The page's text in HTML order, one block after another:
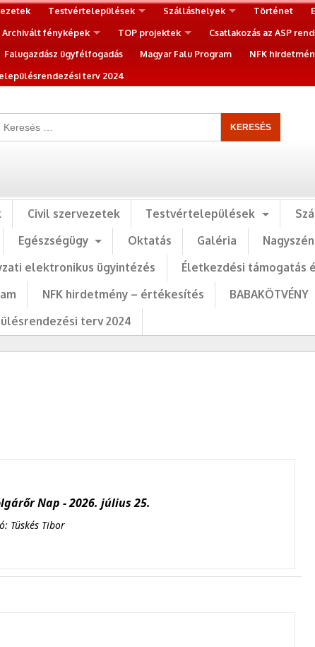
Testvértelepülések Szálláshelyek Történet
Archivált fényképek TOP projektek Csatlakozás az ASP
Falugazdász ügyfélfogadás Magyar Falu Program NFK
terv 2024
Civil szervezetek Testvértelepülések
Egészségügy Oktatás Galéria
elektronikus ügyintézés Életkezdési támogatás
NFK hirdetmény – értékesítés BABAKÖTVÉNY
terv 2024
Nap - 2026. július 25.
Tüskés Tibor